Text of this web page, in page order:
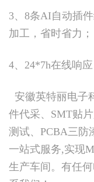
3、8条AI自动插
加工，省时省力；
4、24*7h在线响
安徽英特丽电子
件代采、SMT贴
测试、PCBA三防
一站式服务,实现
生产车间。有任